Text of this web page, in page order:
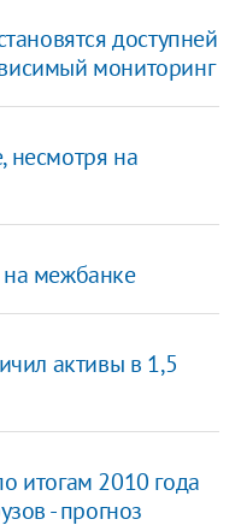
доступней
мониторинг
несмотря на
на межбанке
активы в 1,5
итогам 2010 года
- прогноз